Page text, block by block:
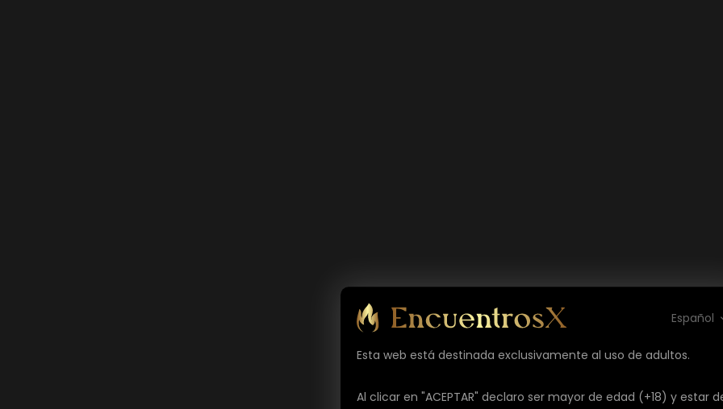
Español
Esta web está destinada exclusivamente al uso de adultos.
Al clicar en "ACEPTAR" declaro ser mayor de edad (+18) y estar